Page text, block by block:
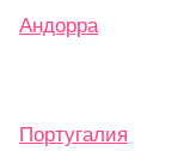
Андорра
Португалия